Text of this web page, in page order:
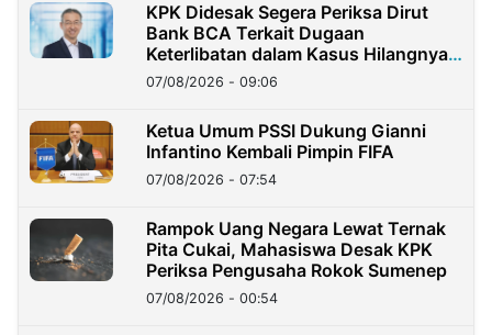
KPK Didesak Segera Periksa Dirut
Bank BCA Terkait Dugaan
Keterlibatan dalam Kasus Hilangnya
Dana Nasabah Rp2,58 Miliar
07/08/2026 - 09:06
Ketua Umum PSSI Dukung Gianni
Infantino Kembali Pimpin FIFA
07/08/2026 - 07:54
Rampok Uang Negara Lewat Ternak
Pita Cukai, Mahasiswa Desak KPK
Periksa Pengusaha Rokok Sumenep
07/08/2026 - 00:54